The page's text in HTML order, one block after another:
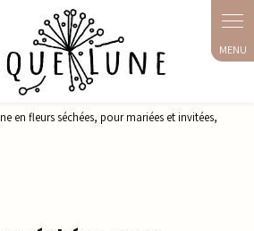
en fleurs séchées, pour mariées et invitées,